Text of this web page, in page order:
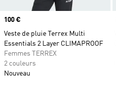
Prix
100 €
Veste de pluie Terrex Multi
Essentials 2 Layer CLIMAPROOF
Femmes TERREX
2 couleurs
Nouveau